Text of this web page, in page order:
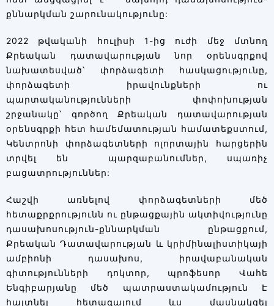
քննարկման շարունակությունը:
2022 թվականի հուլիսի 1-ից ուժի մեջ մտնող
Քրեական դատավարության նոր օրենսգրքով
նախատեսված՝ փորձագետի հասկացությունը,
փորձագետի իրավունքների ու
պարտականությունների փոփոխության
շրջանակը՝ գործող Քրեական դատավարության
օրենսգրքի հետ համեմատության համատեքստում,
Կենտրոնի փորձագետների ոլորտային հարցերին
տրվել են պարզաբանումներ, սպառիչ
բացատրություններ:
Հաշվի առնելով փորձագետների մեծ
հետաքրքրությունն ու ընթացքային ակտիվությունը
դասախոսություն-քննարկման ընթացքում,
Քրեական Դատավարության և կրիմինալիստիկայի
ամբիոնի դասախոս, իրավաբանական
գիտությունների դոկտոր, պրոֆեսոր Վահե
Ենգիբարյանը մեծ պատրաստակամություն Է
հայտնել հետագայում ևս մասնակցել